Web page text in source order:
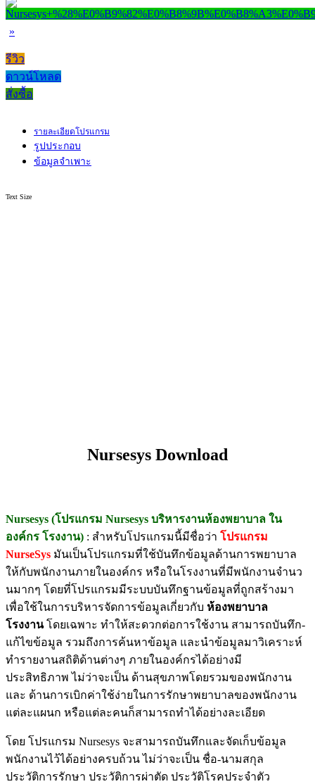
»
รีวิว
ดาวน์โหลด
สั่งซื้อ
รายละเอียดโปรแกรม
รูปประกอบ
ข้อมูลจำเพาะ
Text Size
Nursesys Download
Nursesys (โปรแกรม Nursesys บริหารงานห้องพยาบาล ใน
องค์กร โรงงาน) : สำหรับโปรแกรมนี้มีชื่อว่า โปรแกรม
NurseSys มันเป็นโปรแกรมที่ใช้บันทึกข้อมูลด้านการพยาบาล
ให้กับพนักงานภายในองค์กร หรือในโรงงานที่มีพนักงานจำนว
นมากๆ โดยที่โปรแกรมมีระบบบันทึกฐานข้อมูลที่ถูกสร้างมา
เพื่อใช้ในการบริหารจัดการข้อมูลเกี่ยวกับ ห้องพยาบาล
โรงงานโดยเฉพาะ ทำให้สะดวกต่อการใช้งาน สามารถบันทึก-
แก้ไขข้อมูล รวมถึงการค้นหาข้อมูล และนำข้อมูลมาวิเคราะห์
ทำรายงานสถิติด้านต่างๆ ภายในองค์กรได้อย่างมี
ประสิทธิภาพ ไม่ว่าจะเป็น ด้านสุขภาพโดยรวมของพนักงาน
และ ด้านการเบิกค่าใช้ง่ายในการรักษาพยาบาลของพนักงาน
แต่ละแผนก หรือแต่ละคนก็สามารถทำได้อย่างละเอียด
โดย โปรแกรม Nursesys จะสามารถบันทึกและจัดเก็บข้อมูล
พนักงานไว้ได้อย่างครบถ้วน ไม่ว่าจะเป็น ชื่อ-นามสกุล
ประวัติการรักษา ประวัติการผ่าตัด ประวัติโรคประจำตัว